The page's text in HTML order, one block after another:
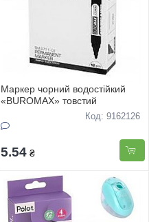
Маркер чорний водостійкий
«BUROMAX» товстий
Код: 9162126
5.54 ₴